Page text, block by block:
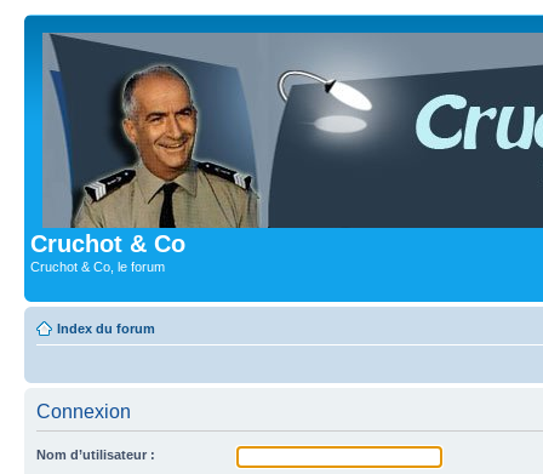
Cruchot & Co
Cruchot & Co, le forum
Index du forum
Connexion
Nom d’utilisateur :